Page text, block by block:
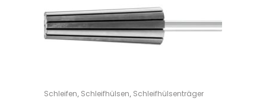
OPTIONS
Schleifen, Schleifhülsen, Schleifhülsenträger